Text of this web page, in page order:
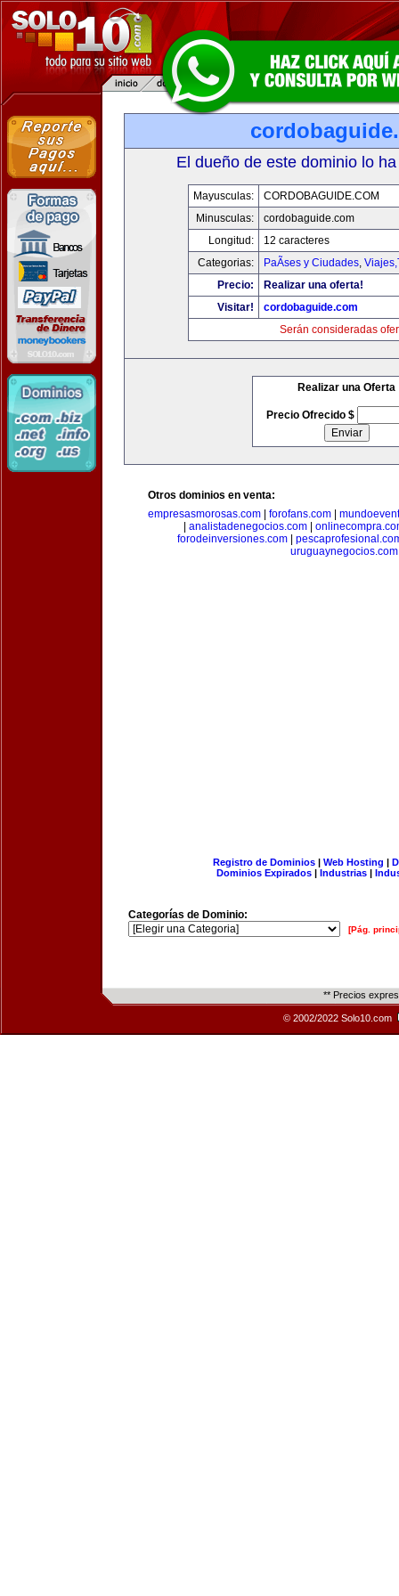
El dueño de este dominio lo
Mayusculas:
CORDOBAGUIDE.COM
Minusculas:
cordobaguide.com
Longitud:
12 caracteres
Categorias:
PaÃ­ses y Ciudades,
Precio:
Realizar una oferta!
Visitar!
cordobaguide.com
Serán consideradas
Realizar una Oferta
Precio Ofrecido $
Otros dominios en venta:
empresasmorosas.com
forofans.com
analistadenegocios.com
forodeinversiones.com
uruguaynegocios.com
Registro de Dominios| Web Hosting |
Dominios Expirados | Industrias |
Categorías de Dominio:
[Pág.
** Precios
© 2002/2022 Solo10.com